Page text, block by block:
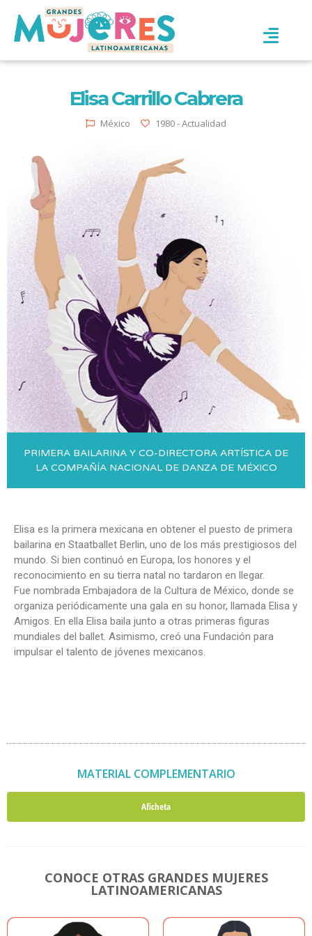
Elisa Carrillo Cabrera
México 1980 - Actualidad
PRIMERA BAILARINA Y CO-DIRECTORA ARTÍSTICA DE
LA COMPAÑÍA NACIONAL DE DANZA DE MÉXICO
Elisa es la primera mexicana en obtener el puesto de primera
bailarina en Staatballet Berlin, uno de los más prestigiosos del
mundo. Si bien continuó en Europa, los honores y el
reconocimiento en su tierra natal no tardaron en llegar.
Fue nombrada Embajadora de la Cultura de México, donde se
organiza periódicamente una gala en su honor, llamada Elisa y
Amigos. En ella Elisa baila junto a otras primeras figuras
mundiales del ballet. Asimismo, creó una Fundación para
impulsar el talento de jóvenes mexicanos.
MATERIAL COMPLEMENTARIO
Aficheta
CONOCE OTRAS GRANDES MUJERES
LATINOAMERICANAS